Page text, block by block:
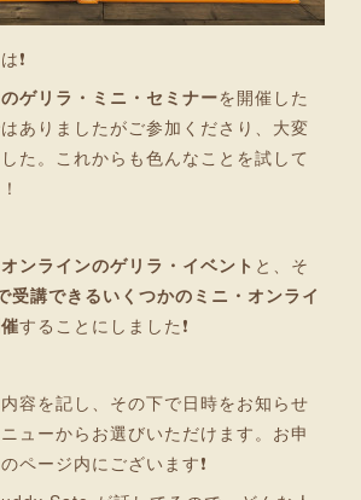
❗
ゲリラ・ミニ・セミナーを開催した
ありましたがご参加くださり、大変
た。これからも色んなことを試して
オンラインのゲリラ・イベント と、そ
受講できるいくつかのミニ・オンライ
することにしました❗
容を記し、その下で日時をお知らせ
ューからお選びいただけます。お申
ページ内にございます❗